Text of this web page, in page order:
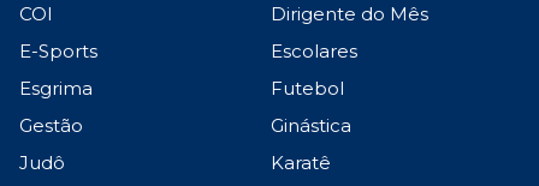
COI
Dirigente do Mês
E-Sports
Escolares
Esgrima
Futebol
Gestão
Ginástica
Judô
Karatê